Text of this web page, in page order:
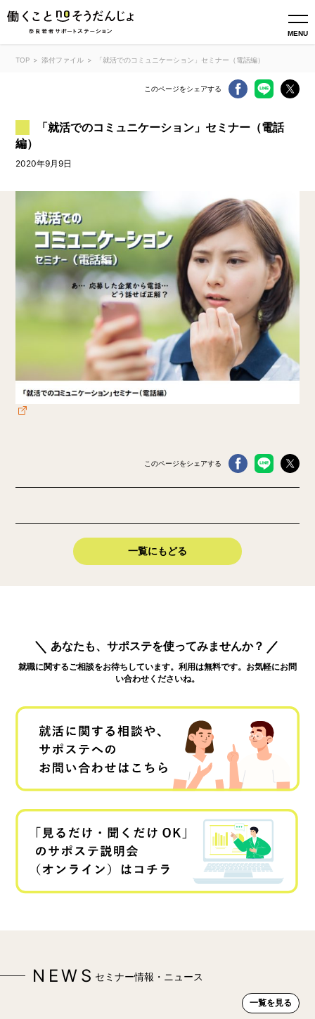
MENU
TOP 添付ファイル 「就活でのコミュニケーション」セミナー（電話編）
このページをシェアする
「就活でのコミュニケーション」セミナー（電話
編）
2020年9月9日
このページをシェアする
一覧にもどる
あなたも、サポステを使ってみませんか？
就職に関するご相談をお待ちしています。利用は無料です。お気軽にお問
い合わせくださいね。
NEWS セミナー情報・ニュース
一覧を見る